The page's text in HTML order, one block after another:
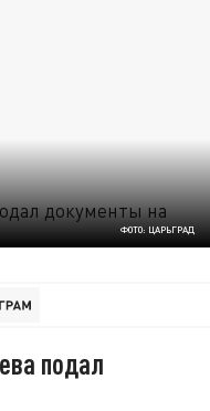
ФОТО: ЦАРЬГРАД
подал